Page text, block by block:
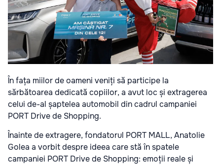
În fața miilor de oameni veniți să participe la
sărbătoarea dedicată copiilor, a avut loc și extragerea
celui de-al șaptelea automobil din cadrul campaniei
PORT Drive de Shopping.
Înainte de extragere, fondatorul PORT MALL, Anatolie
Golea a vorbit despre ideea care stă în spatele
campaniei PORT Drive de Shopping: emoții reale și